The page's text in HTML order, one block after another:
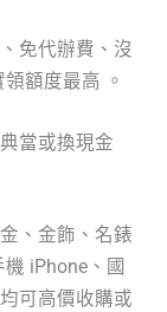
免代辦費、沒
額度最高 。
當或換現金
、金飾、名錶
iPhone、國
可高價收購或